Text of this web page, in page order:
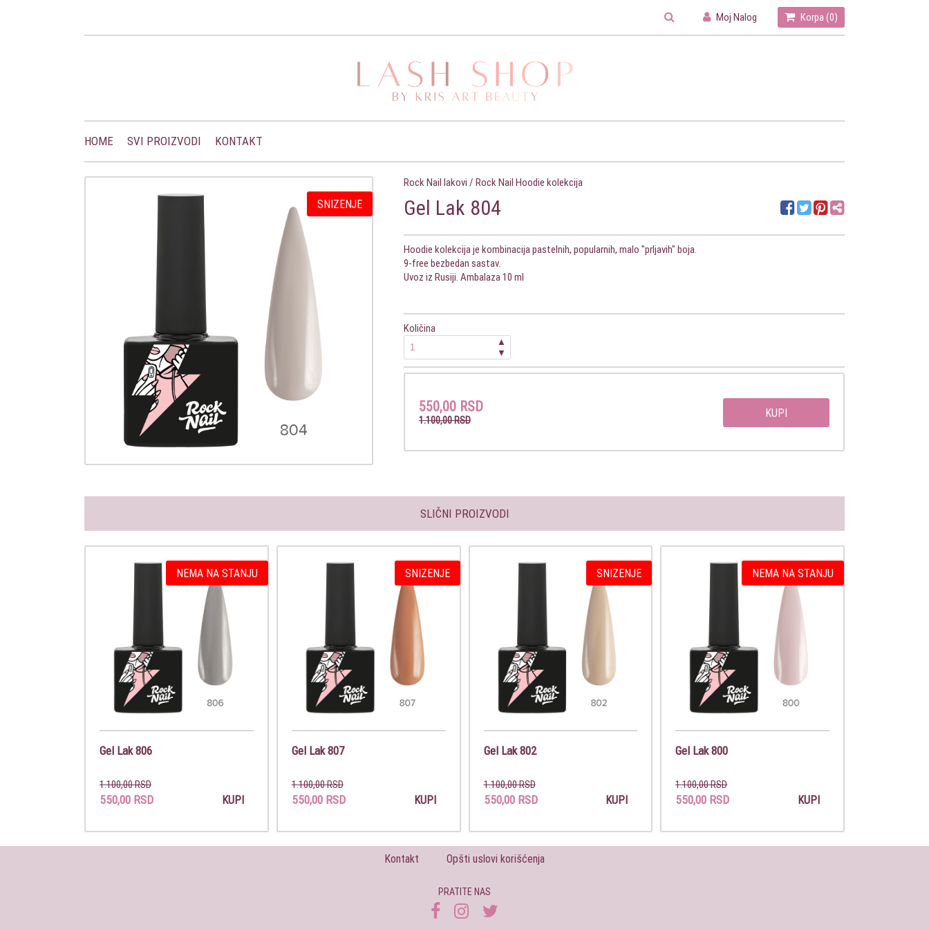
Moj Nalog Korpa (0)
HOME SVI PROIZVODI KONTAKT
SNIZENJE
Rock Nail lakovi / Rock Nail Hoodie kolekcija
Gel Lak 804
Hoodie kolekcija je kombinacija pastelnih, popularnih, malo "prljavih" boja.
9-free bezbedan sastav.
Uvoz iz Rusiji. Ambalaza 10 ml
Količina
▲
▼
550,00 RSD
1.100,00 RSD
KUPI
SLIČNI PROIZVODI
NEMA NA STANJU
Gel Lak 806
1.100,00 RSD
550,00 RSD KUPI
SNIZENJE
Gel Lak 807
1.100,00 RSD
550,00 RSD KUPI
SNIZENJE
Gel Lak 802
1.100,00 RSD
550,00 RSD KUPI
NEMA NA STANJU
Gel Lak 800
1.100,00 RSD
550,00 RSD KUPI
Kontakt Opšti uslovi korišćenja
PRATITE NAS